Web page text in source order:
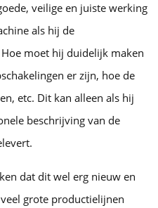
veilige en juiste werking
als hij de
moet hij duidelijk maken
er zijn, hoe de
etc. Dit kan alleen als hij
beschrijving van de
dat dit wel erg nieuw en
grote productielijnen